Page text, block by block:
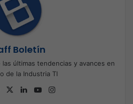
Boletín
últimas tendencias y avances en
de la Industria TI
Facebook
X LinkedInYouTube